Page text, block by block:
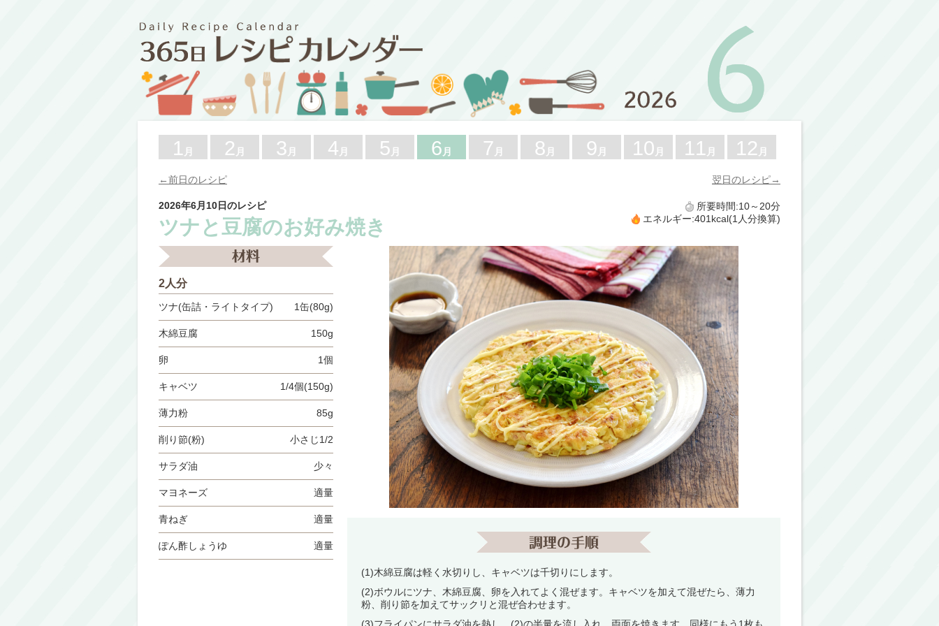
1 月 2 月 3 月 4 月 5 月 6 月 7 月 8 月 9 月 10 月 11 月 12 月
←前日のレシピ 翌日のレシピ→
2026年6月10日のレシピ
ツナと豆腐のお好み焼き
所要時間:10～20分
エネルギー:401kcal(1人分換算)
2人分
ツナ(缶詰・ライトタイプ) 1缶(80g)
木綿豆腐 150g
卵 1個
キャベツ 1/4個(150g)
薄力粉 85g
削り節(粉) 小さじ1/2
サラダ油 少々
マヨネーズ 適量
青ねぎ 適量
ぽん酢しょうゆ 適量
(1)木綿豆腐は軽く水切りし、キャベツは千切りにします。
(2)ボウルにツナ、木綿豆腐、卵を入れてよく混ぜます。キャベツを加えて混ぜたら、薄力
粉、削り節を加えてサックリと混ぜ合わせます。